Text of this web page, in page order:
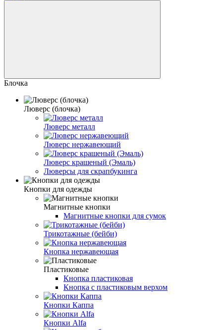
Блочка
Люверс (блочка)
Люверс металл
Люверс нержавеющий
Люверс крашеный (Эмаль)
Люверсы для скрапбукинга
Кнопки для одежды
Магнитные кнопки
Магнитные кнопки для сумок
Трикотажные (бейби)
Кнопка нержавеющая
Пластиковые
Кнопка пластиковая
Кнопка с пластиковым верхом
Кнопки Каппа
Кнопки Alfa